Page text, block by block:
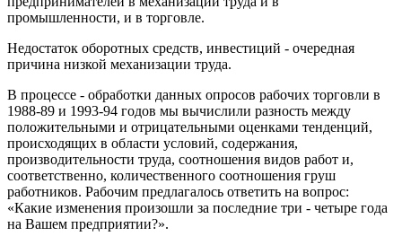
промышленности, и в торговле.
Недостаток оборотных средств, инвестиций - очередная
причина низкой механизации труда.
В процессе - обработки данных опросов рабочих торговли в
1988-89 и 1993-94 годов мы вычислили разность между
положительными и отрицательными оценками тенденций,
происходящих в области условий, содержания,
производительности труда, соотношения видов работ и,
соответственно, количественного соотношения груш
работников. Рабочим предлагалось ответить на вопрос:
«Какие изменения произошли за последние три - четыре года
на Вашем предприятии?».